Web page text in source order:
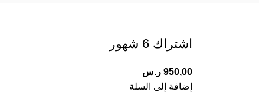
اشتراك 6 شهور
950,00 ر.س
إضافة إلى السلة